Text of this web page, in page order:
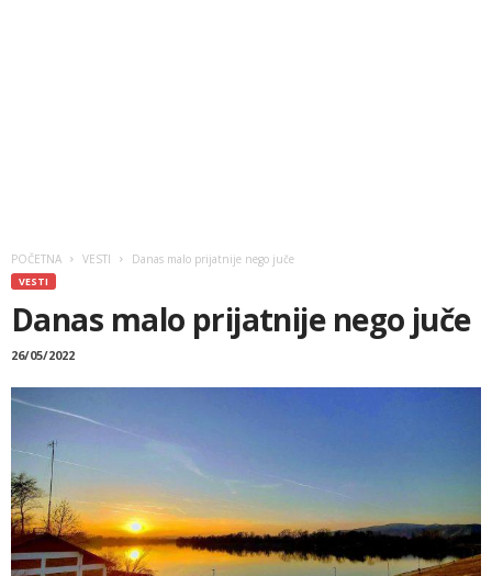
POČETNA VESTI Danas malo prijatnije nego juče
VESTI
Danas malo prijatnije nego juče
26/05/2022